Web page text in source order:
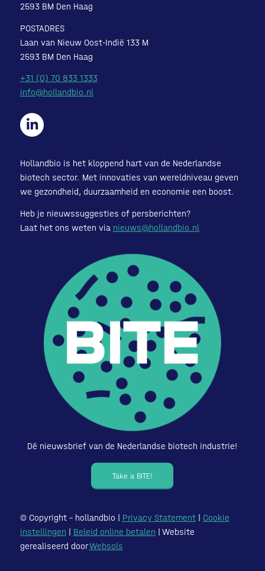
2593 BM Den Haag
POSTADRES
Laan van Nieuw Oost-Indië 133 M
2593 BM Den Haag
+31 (0) 70 833 1333
info@hollandbio.nl
Hollandbio is het kloppend hart van de Nederlandse
biotech sector. Met innovaties van wereldniveau geven
we gezondheid, duurzaamheid en economie een boost.
Heb je nieuwssuggesties of persberichten?
Laat het ons weten via nieuws@hollandbio.nl
Dé nieuwsbrief van de Nederlandse biotech industrie!
Take a BITE!
© Copyright – hollandbio | Privacy Statement| Cookie
instellingen | Beleid online betalen | Website
gerealiseerd doorWebsols